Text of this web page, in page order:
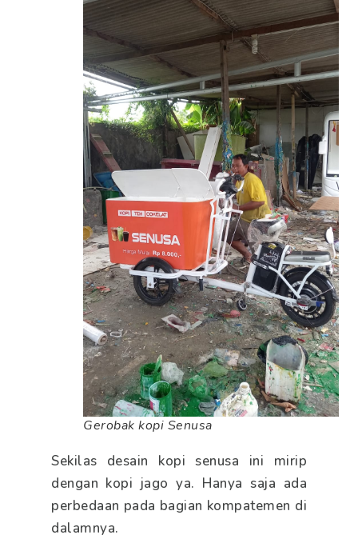
Gerobak kopi Senusa
Sekilas desain kopi senusa ini mirip
dengan kopi jago ya. Hanya saja ada
perbedaan pada bagian kompatemen di
dalamnya.